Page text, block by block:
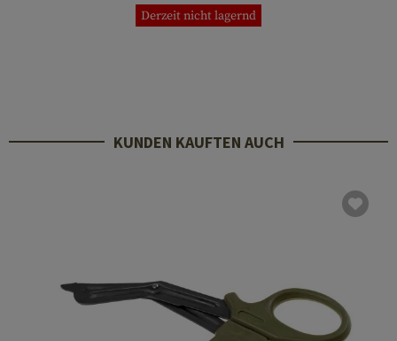
Derzeit nicht lagernd
KUNDEN KAUFTEN AUCH